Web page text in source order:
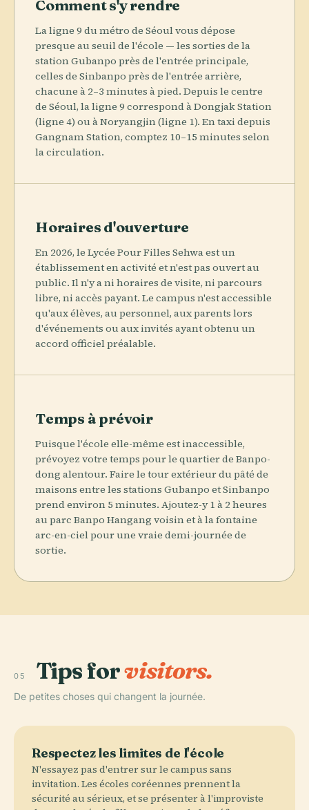
Comment s'y rendre
La ligne 9 du métro de Séoul vous dépose
presque au seuil de l'école — les sorties de la
station Gubanpo près de l'entrée principale,
celles de Sinbanpo près de l'entrée arrière,
chacune à 2–3 minutes à pied. Depuis le centre
de Séoul, la ligne 9 correspond à Dongjak Station
(ligne 4) ou à Noryangjin (ligne 1). En taxi depuis
Gangnam Station, comptez 10–15 minutes selon
la circulation.
Horaires d'ouverture
En 2026, le Lycée Pour Filles Sehwa est un
établissement en activité et n'est pas ouvert au
public. Il n'y a ni horaires de visite, ni parcours
libre, ni accès payant. Le campus n'est accessible
qu'aux élèves, au personnel, aux parents lors
d'événements ou aux invités ayant obtenu un
accord officiel préalable.
Temps à prévoir
Puisque l'école elle-même est inaccessible,
prévoyez votre temps pour le quartier de Banpo-
dong alentour. Faire le tour extérieur du pâté de
maisons entre les stations Gubanpo et Sinbanpo
prend environ 5 minutes. Ajoutez-y 1 à 2 heures
au parc Banpo Hangang voisin et à la fontaine
arc-en-ciel pour une vraie demi-journée de
sortie.
05 Tips forvisitors.
De petites choses qui changent la journée.
Respectez les limites de l'école
N'essayez pas d'entrer sur le campus sans
invitation. Les écoles coréennes prennent la
sécurité au sérieux, et se présenter à l'improviste